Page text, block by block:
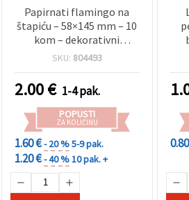
Papirnati flamingo na
štapiću – 58×145 mm – 10
kom – dekorativni
papirnati štapići za
kreativne rukotvorine
SKU: 804493
2.00€ 1-4 pak.
POPUSTI
ZA KOLIČINU
1.60 €- 20 %5-9 pak.
1.20 €- 40 %10 pak. +